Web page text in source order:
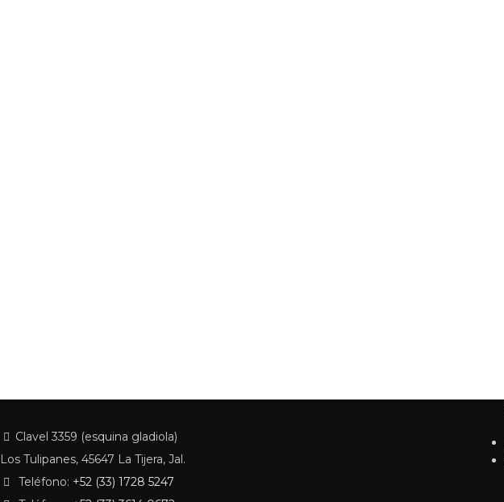
Clavel 3359 (esquina gladiola)
Los Tulipanes, 45647 La Tijera, Jal.
Teléfono: +52 (33) 1728 5247